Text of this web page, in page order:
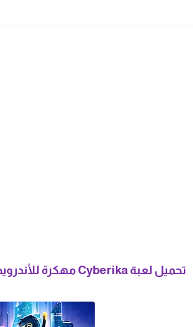
تحميل لعبة Cyberika مهكرة للأندرويد برابط مباشر من ميديافاير